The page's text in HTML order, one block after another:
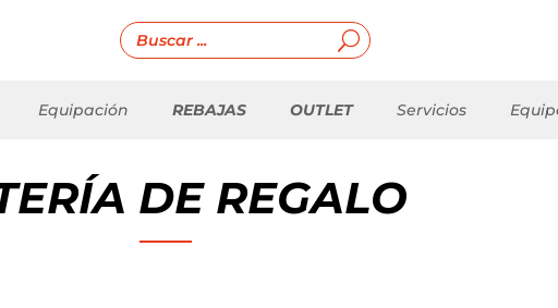
Equipación REBAJAS OUTLET Servicios
DE REGALO